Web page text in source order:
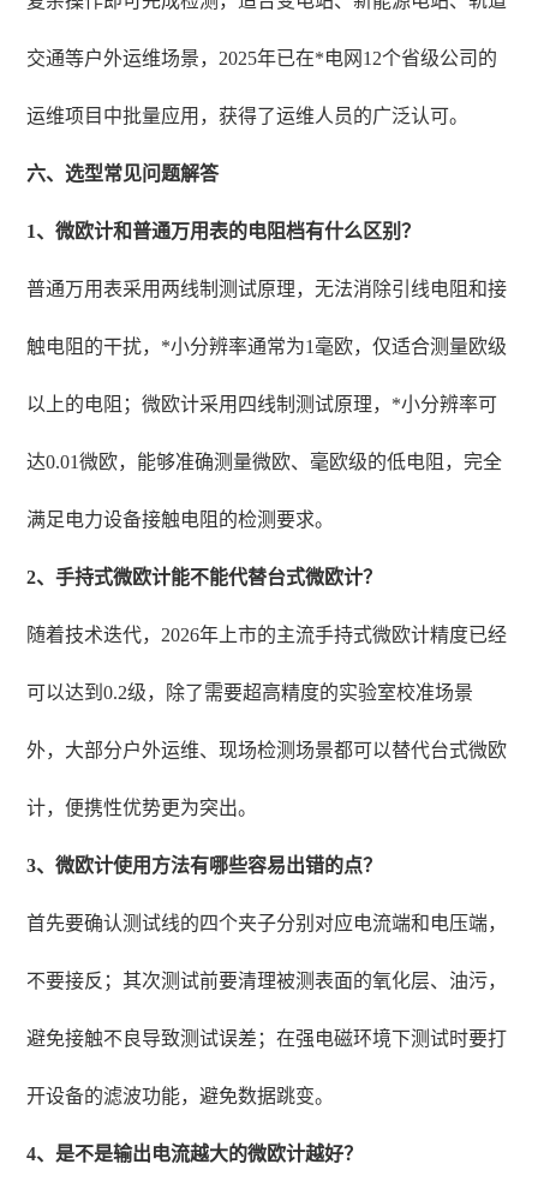
交通等户外运维场景，2025年已在*电网12个省级公司的
运维项目中批量应用，获得了运维人员的广泛认可。
六、选型常见问题解答
1、微欧计和普通万用表的电阻档有什么区别？
普通万用表采用两线制测试原理，无法消除引线电阻和接
触电阻的干扰，*小分辨率通常为1毫欧，仅适合测量欧级
以上的电阻；微欧计采用四线制测试原理，*小分辨率可
达0.01微欧，能够准确测量微欧、毫欧级的低电阻，完全
满足电力设备接触电阻的检测要求。
2、手持式微欧计能不能代替台式微欧计？
随着技术迭代，2026年上市的主流手持式微欧计精度已经
可以达到0.2级，除了需要超高精度的实验室校准场景
外，大部分户外运维、现场检测场景都可以替代台式微欧
计，便携性优势更为突出。
3、微欧计使用方法有哪些容易出错的点？
首先要确认测试线的四个夹子分别对应电流端和电压端，
不要接反；其次测试前要清理被测表面的氧化层、油污，
避免接触不良导致测试误差；在强电磁环境下测试时要打
开设备的滤波功能，避免数据跳变。
4、是不是输出电流越大的微欧计越好？